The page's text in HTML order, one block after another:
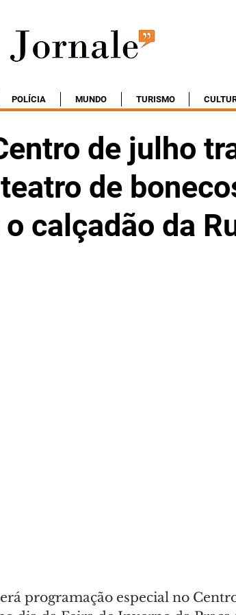
POLÍCIA MUNDO TURISMO
de julho
de
calçadão da
programação especial no